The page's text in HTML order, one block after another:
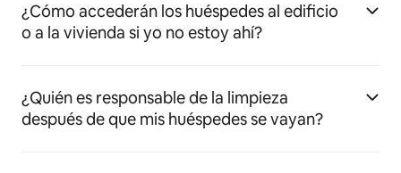
¿Cómo accederán los huéspedes al edificio
o a la vivienda si yo no estoy ahí?
¿Quién es responsable de la limpieza
después de que mis huéspedes se vayan?